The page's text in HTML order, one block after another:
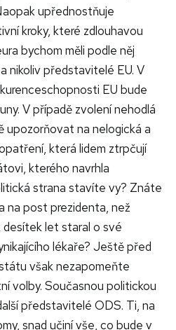
upřednostňuje
kroky, které zdlouhavou
bychom měli podle něj
nikoliv představitelé EU. V
EU bude
V případě zvolení nehodlá
upozorňovat na nelogická a
která lidem ztrpčují
kterého navrhla
strana stavíte vy? Znáte
na post prezidenta, než
desítek let staral o své
lékaře? Ještě před
však nezapomeňte
volby. Současnou politickou
představitelé ODS. Ti, na
snad učiní vše, co bude v